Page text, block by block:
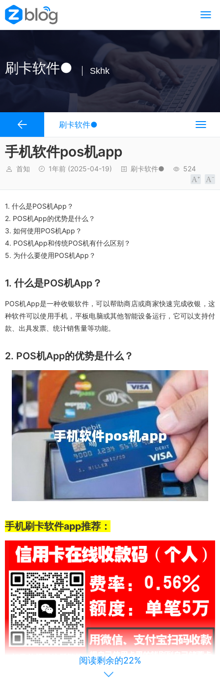
刷卡软件● Skhk
刷卡软件●
手机软件pos机app
首知 1年前 (2025-04-19) 刷卡软件● 524
1. 什么是POS机App？
2. POS机App的优势是什么？
3. 如何使用POS机App？
4. POS机App和传统POS机有什么区别？
5. 为什么要使用POS机App？
1. 什么是POS机App？
POS机App是一种收银软件，可以帮助商店或商家快速完成收银，这
种软件可以使用手机，平板电脑或其他智能设备运行，它可以支持付
款、出具发票、统计销售量等功能。
2. POS机App的优势是什么？
手机刷卡软件app推荐：
阅读剩余的22%